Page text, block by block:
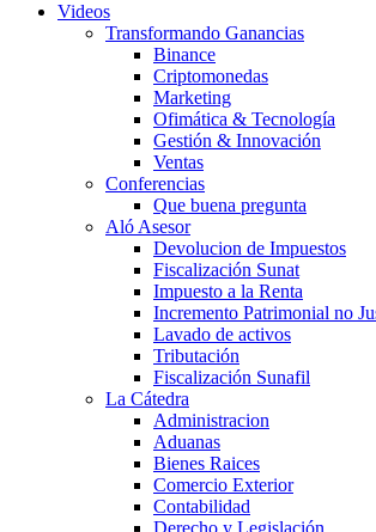
Videos
Transformando Ganancias
Binance
Criptomonedas
Marketing
Ofimática & Tecnología
Gestión & Innovación
Ventas
Conferencias
Que buena pregunta
Aló Asesor
Devolucion de Impuestos
Fiscalización Sunat
Impuesto a la Renta
Incremento Patrimonial no
Lavado de activos
Tributación
Fiscalización Sunafil
La Cátedra
Administracion
Aduanas
Bienes Raices
Comercio Exterior
Contabilidad
Derecho y Legislación